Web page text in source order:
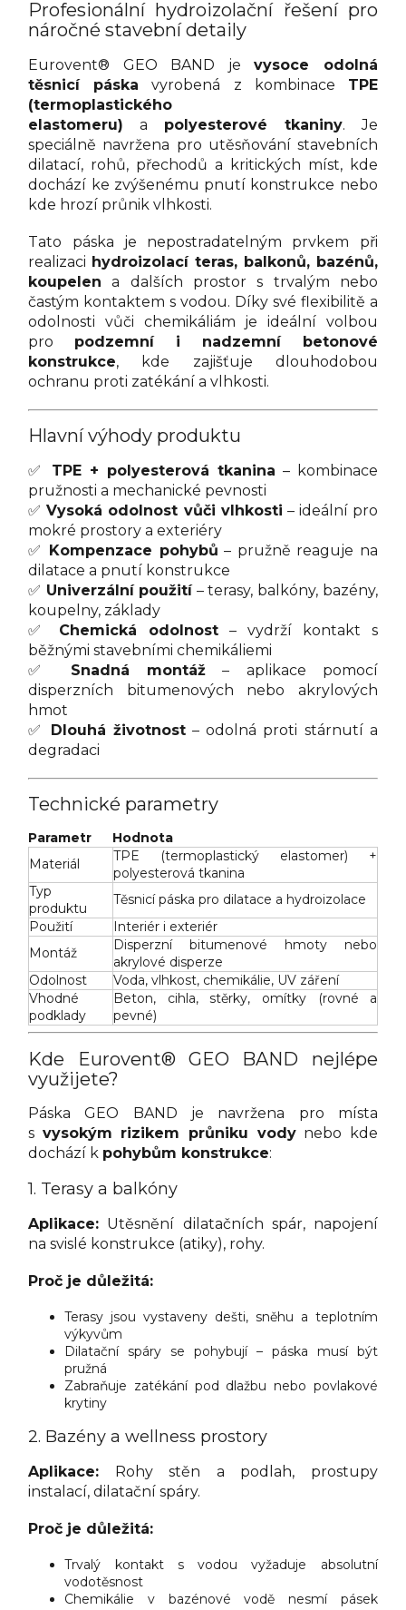
Profesionální hydroizolační řešení pro
náročné stavební detaily
Eurovent® GEO BAND je
vysoce odolná
těsnicí páska
vyrobená z kombinace
TPE
(termoplastického
elastomeru)
a polyesterové tkaniny. Je
speciálně navržena pro utěsňování stavebních
dilatací, rohů, přechodů a kritických míst, kde
dochází ke zvýšenému pnutí konstrukce nebo
kde hrozí průnik vlhkosti.
Tato páska je nepostradatelným prvkem při
realizaci hydroizolací teras, balkonů, bazénů,
koupelen
a dalších prostor s trvalým nebo
častým kontaktem s vodou. Díky své flexibilitě a
odolnosti vůči chemikáliám je ideální volbou
pro
podzemní i nadzemní betonové
konstrukce, kde zajišťuje dlouhodobou
ochranu proti zatékání a vlhkosti.
Hlavní výhody produktu
✅ TPE + polyesterová tkanina – kombinace
pružnosti a mechanické pevnosti
✅ Vysoká odolnost vůči vlhkosti – ideální pro
mokré prostory a exteriéry
✅ Kompenzace pohybů – pružně reaguje na
dilatace a pnutí konstrukce
✅ Univerzální použití – terasy, balkóny, bazény,
koupelny, základy
✅
Chemická odolnost
– vydrží kontakt s
běžnými stavebními chemikáliemi
✅
Snadná montáž
– aplikace pomocí
disperzních bitumenových nebo akrylových
hmot
✅
Dlouhá životnost – odolná proti stárnutí a
degradaci
Technické parametry
Parametr
Hodnota
Materiál
TPE (termoplastický elastomer) +
polyesterová tkanina
Typ
produktu
Těsnicí páska pro dilatace a hydroizolace
Použití
Interiér i exteriér
Montáž
Disperzní bitumenové hmoty nebo
akrylové disperze
Odolnost
Voda, vlhkost, chemikálie, UV záření
Vhodné
podklady
Beton, cihla, stěrky, omítky (rovné a
pevné)
Kde Eurovent® GEO BAND nejlépe
využijete?
Páska GEO BAND je navržena pro místa
s vysokým rizikem průniku vody nebo kde
dochází k pohybům konstrukce:
1. Terasy a balkóny
Aplikace: Utěsnění dilatačních spár, napojení
na svislé konstrukce (atiky), rohy.
Proč je důležitá:
Terasy jsou vystaveny dešti, sněhu a teplotním
výkyvům
Dilatační spáry se pohybují – páska musí být
pružná
Zabraňuje zatékání pod dlažbu nebo povlakové
krytiny
2. Bazény a wellness prostory
Aplikace:
Rohy stěn a podlah, prostupy
instalací, dilatační spáry.
Proč je důležitá:
Trvalý kontakt s vodou vyžaduje absolutní
vodotěsnost
Chemikálie v bazénové vodě nesmí pásek